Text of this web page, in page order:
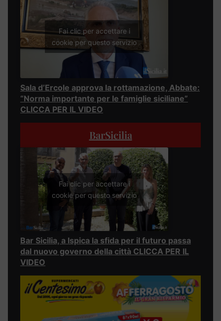
Fai clic per accettare i
cookie per questo servizio
Sala d’Ercole approva la rottamazione, Abbate:
“Norma importante per le famiglie siciliane”
CLICCA PER IL VIDEO
BarSicilia
Fai clic per accettare i
cookie per questo servizio
Bar Sicilia, a Ispica la sfida per il futuro passa
dal nuovo governo della città CLICCA PER IL
VIDEO